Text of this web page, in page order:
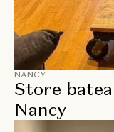
NANCY
Store
Nancy